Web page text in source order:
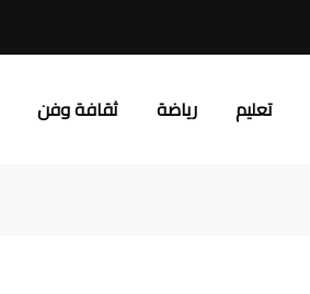
تعليم رياضة ثقافة وفن